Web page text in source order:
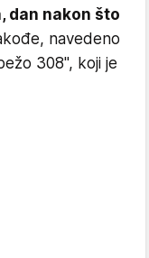
dan nakon što
navedeno
308", koji je